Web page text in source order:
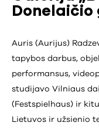
Donelaičio
Auris (Aurijus)
tapybos darbus,
performansus,
studijavo Vilniaus
(Festspielhaus) ir
Lietuvos ir užsienio